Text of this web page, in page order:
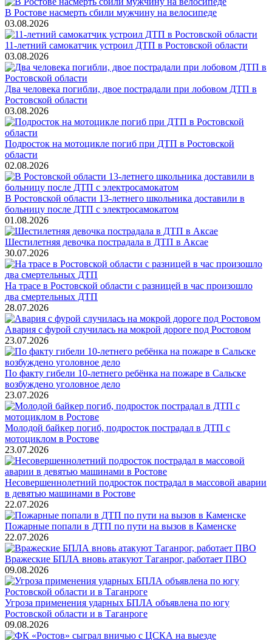
В Ростове насмерть сбили мужчину на велосипеде
03.08.2026
11-летний самокатчик устроил ДТП в Ростовской области
03.08.2026
Два человека погибли, двое пострадали при лобовом ДТП в
Ростовской области
03.08.2026
Подросток на мотоцикле погиб при ДТП в Ростовской
области
02.08.2026
В Ростовской области 13-летнего школьника доставили в
больницу после ДТП с электросамокатом
01.08.2026
Шестилетняя девочка пострадала в ДТП в Аксае
30.07.2026
На трасе в Ростовской области с разницей в час произошло
два смертельных ДТП
28.07.2026
Авария с фурой случилась на мокрой дороге под Ростовом
23.07.2026
По факту гибели 10-летнего ребёнка на пожаре в Сальске
возбуждено уголовное дело
23.07.2026
Молодой байкер погиб, подросток пострадал в ДТП с
мотоциклом в Ростове
23.07.2026
Несовершеннолетний подросток пострадал в массовой аварии
в девятью машинами в Ростове
22.07.2026
Пожарные попали в ДТП по пути на вызов в Каменске
22.07.2026
Вражеские БПЛА вновь атакуют Таганрог, работает ПВО
09.08.2026
Угроза применения ударных БПЛА объявлена по югу
Ростовской области и в Таганроге
09.08.2026